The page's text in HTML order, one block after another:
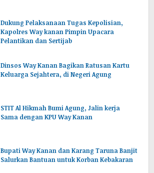
Dukung Pelaksanaan Tugas Kepolisian,
Kapolres Way kanan Pimpin Upacara
Pelantikan dan Sertijab
Dinsos Way Kanan Bagikan Ratusan Kartu
Keluarga Sejahtera, di Negeri Agung
STIT Al Hikmah Bumi Agung, Jalin kerja
Sama dengan KPU Way Kanan
Bupati Way Kanan dan Karang Taruna Banjit
Salurkan Bantuan untuk Korban Kebakaran